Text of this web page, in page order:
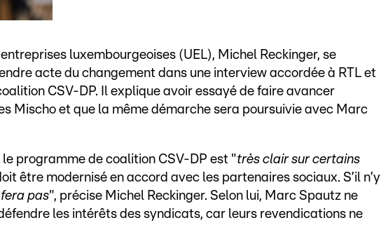
luxembourgeoises (UEL), Michel Reckinger, se
acte du changement dans une interview accordée à RTL et
CSV-DP. Il explique avoir essayé de faire avancer
Mischo et que la même démarche sera poursuivie avec Marc
le programme de coalition CSV-DP est "très clair sur certains
être modernisé en accord avec les partenaires sociaux. S’il n’y
pas", précise Michel Reckinger. Selon lui, Marc Spautz ne
les intérêts des syndicats, car leurs revendications ne